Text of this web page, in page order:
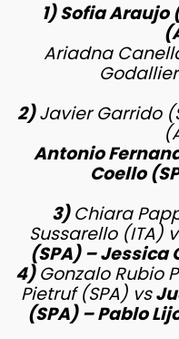
1) Sofia Araujo
Ariadna
2)Javier Garrido
Antonio
Coello
3)Chiara
Sussarello (ITA)
(SPA) – Jessica
4)Gonzalo Rubio
Pietruf (SPA) vs
(SPA) – Pablo